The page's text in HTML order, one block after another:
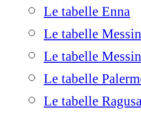
Le tabelle Enna
Le tabelle
Le tabelle
Le tabelle
Le tabelle